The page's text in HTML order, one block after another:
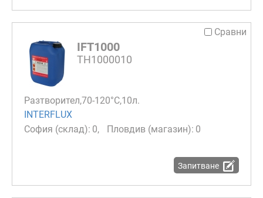
Сравни
IFT1000
TH1000010
Разтворител,70-120°С,10л.
INTERFLUX
0
0
Запитване